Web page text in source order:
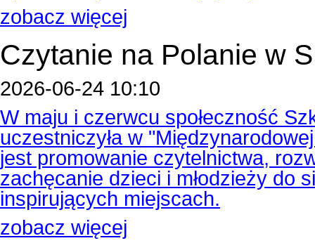
zobacz więcej
Czytanie na Polanie w
2026-06-24 10:10
W maju i czerwcu społeczność
uczestniczyła w
jest promowanie czytelnictwa,
zachęcanie dzieci i młodzieży do
inspirujących miejscach.
zobacz więcej